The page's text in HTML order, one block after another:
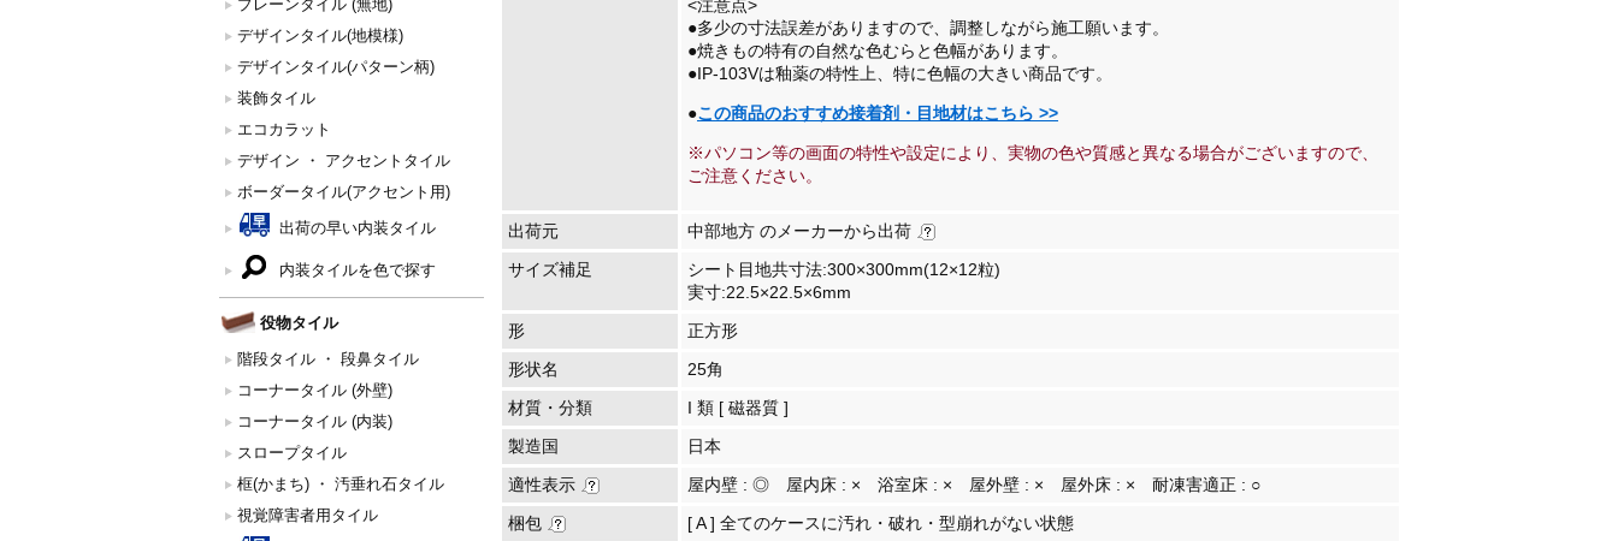
プレーンタイル (無地)
デザインタイル(地模様)
デザインタイル(パターン柄)
装飾タイル
エコカラット
デザイン ・ アクセントタイル
ボーダータイル(アクセント用)
出荷の早い内装タイル
内装タイルを色で探す
役物タイル
階段タイル ・ 段鼻タイル
コーナータイル (外壁)
コーナータイル (内装)
スロープタイル
框(かまち) ・ 汚垂れ石タイル
視覚障害者用タイル
<注意点>
●多少の寸法誤差がありますので、調整しながら施工願います。
●焼きもの特有の自然な色むらと色幅があります。
●IP-103Vは釉薬の特性上、特に色幅の大きい商品です。
●この商品のおすすめ接着剤・目地材はこちら >>
※パソコン等の画面の特性や設定により、実物の色や質感と異なる場合がございますので、
ご注意ください。
出荷元
中部地方 のメーカーから出荷
サイズ補足
シート目地共寸法:300×300mm(12×12粒)
実寸:22.5×22.5×6mm
形
正方形
形状名
25角
材質・分類
I 類 [ 磁器質 ]
製造国
日本
適性表示
屋内壁 : ◎ 屋内床 : × 浴室床 : × 屋外壁 : × 屋外床 : × 耐凍害適正 : ○
梱包
[ A ] 全てのケースに汚れ・破れ・型崩れがない状態